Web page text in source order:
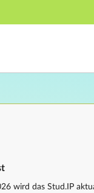
wird das Stud.IP